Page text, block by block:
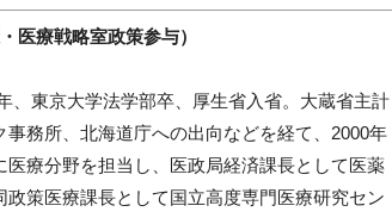
医療戦略室政策参与）
、東京大学法学部卒、厚生省入省。大蔵省主計
事務所、北海道庁への出向などを経て、2000年
医療分野を担当し、医政局経済課長として医薬
策医療課長として国立高度専門医療研究セン